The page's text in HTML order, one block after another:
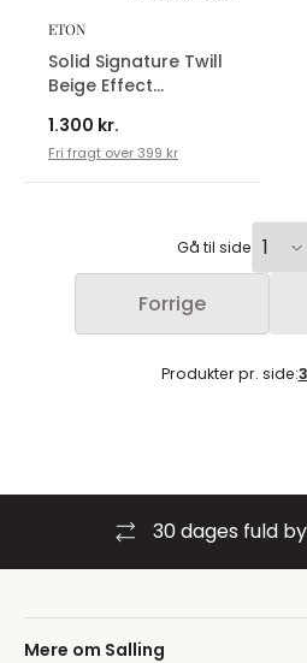
ETON
Solid Signature Twill
Beige Effect
Skjorte
1.300 kr.
Fri fragt over 399 kr
Gå til side
Forrige
Produkter pr. side:
30 dages fuld
Mere om Salling